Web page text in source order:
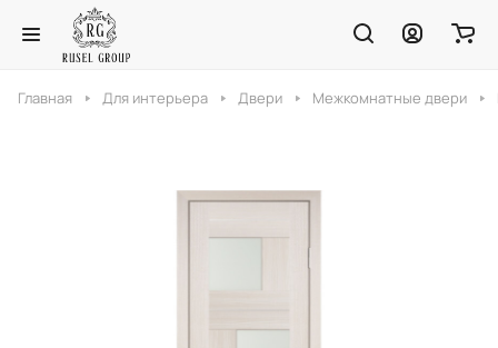
Главная Для интерьера Двери Межкомнатные двери